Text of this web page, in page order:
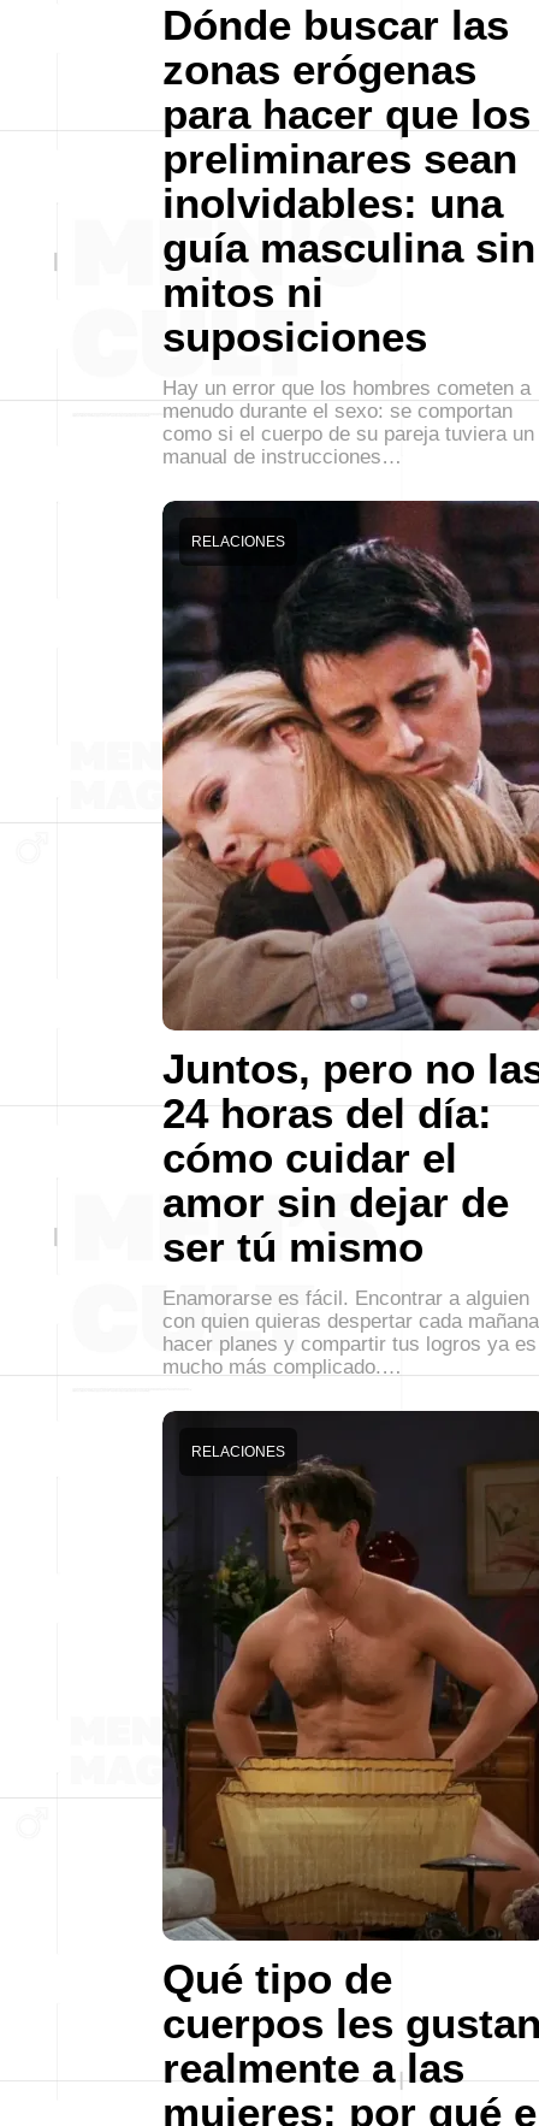
Dónde buscar las
zonas erógenas
para hacer que los
preliminares sean
inolvidables: una
guía masculina sin
mitos ni
suposiciones
Hay un error que los hombres cometen a
menudo durante el sexo: se comportan
como si el cuerpo de su pareja tuviera un
manual de instrucciones…
Juntos, pero no
24 horas del día:
cómo cuidar el
amor sin dejar de
ser tú mismo
RELACIONES
Enamorarse es fácil. Encontrar a alguien
con quien quieras despertar cada
hacer planes y compartir tus logros ya es
mucho más complicado.…
Qué tipo de
cuerpos les
realmente a las
mujeres: por qué
RELACIONES